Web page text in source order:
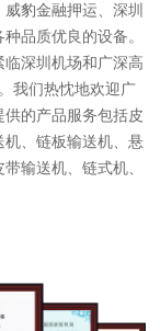
豹金融押运、深圳
品质优良的设备。
深圳机场和广深高
我们热忱地欢迎广
的产品服务包括皮
、链板输送机、悬
输送机、链式机、